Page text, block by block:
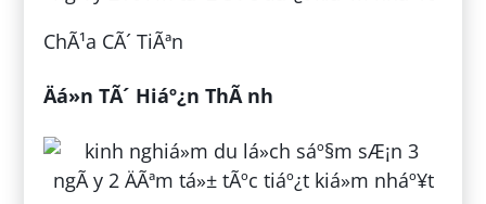
ChÃ¹a CÃ´ TiÃªn
Äá»n TÃ´ Hiáº¿n ThÃ nh